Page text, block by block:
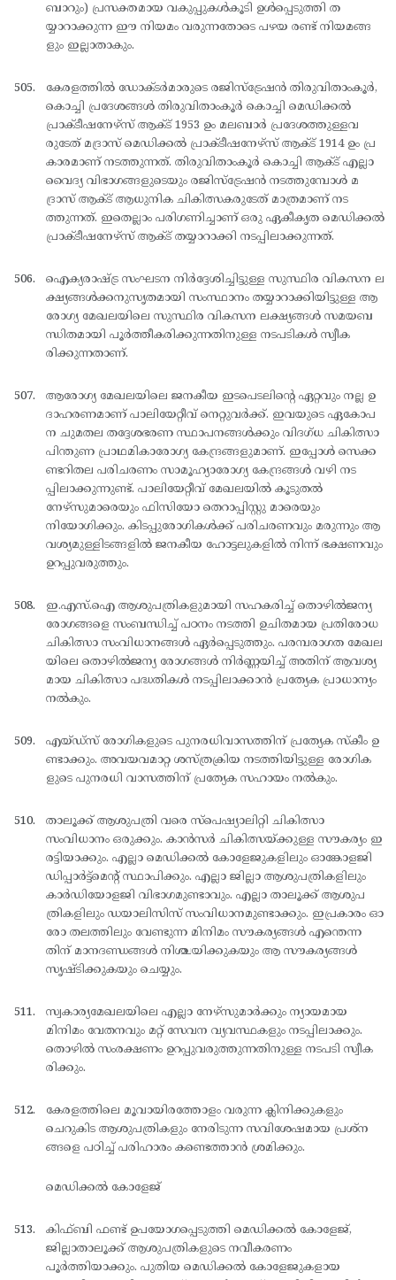
ബാറും) പ്രസക്തമായ വകുപ്പുകള്‍കൂടി ഉള്‍പ്പെടുത്തി ത
യ്യാറാക്കുന്ന ഈ നിയമം വരുന്നതോടെ പഴയ രണ്ട് നിയമങ്ങ
ളും ഇല്ലാതാകും.
കേരളത്തില്‍ ഡോക്ടര്‍മാരുടെ രജിസ്ട്രേഷന്‍ തിരുവിതാംകൂര്‍,
കൊച്ചി പ്രദേശങ്ങള്‍ തിരുവിതാംകൂര്‍ കൊച്ചി മെഡിക്കല്‍
പ്രാക്ടീഷനേഴ്സ് ആക്ട് 1953 ഉം മലബാര്‍ പ്രദേശത്തുള്ളവ
രുടേത് മദ്രാസ് മെഡിക്കല്‍ പ്രാക്ടീഷനേഴ്സ് ആക്ട് 1914 ഉം പ്ര
കാരമാണ് നടത്തുന്നത്. തിരുവിതാംകൂര്‍ കൊച്ചി ആക്ട് എല്ലാ
വൈദ്യ വിഭാഗങ്ങളുടെയും രജിസ്ട്രേഷന്‍ നടത്തുമ്പോള്‍ മ
ദ്രാസ് ആക്ട് ആധുനിക ചികിത്സകരുടേത് മാത്രമാണ് നട
ത്തുന്നത്. ഇതെല്ലാം പരിഗണിച്ചാണ് ഒരു ഏകീകൃത മെഡിക്കല്‍
പ്രാക്ടീഷനേഴ്സ് ആക്ട് തയ്യാറാക്കി നടപ്പിലാക്കുന്നത്.
ഐക്യരാഷ്ട്ര സംഘടന നിര്‍ദ്ദേശിച്ചിട്ടുള്ള സുസ്ഥിര വികസന ല
ക്ഷ്യങ്ങള്‍ക്കനുസൃതമായി സംസ്ഥാനം തയ്യാറാക്കിയിട്ടുള്ള ആ
രോഗ്യ മേഖലയിലെ സുസ്ഥിര വികസന ലക്ഷ്യങ്ങള്‍ സമയബ
ന്ധിതമായി പൂര്‍ത്തീകരിക്കുന്നതിനുള്ള നടപടികള്‍ സ്വീക
രിക്കുന്നതാണ്.
ആരോഗ്യ മേഖലയിലെ ജനകീയ ഇടപെടലിന്റെ ഏറ്റവും നല്ല ഉ
ദാഹരണമാണ് പാലിയേറ്റീവ് നെറ്റുവര്‍ക്ക്. ഇവയുടെ ഏകോപ
ന ചുമതല തദ്ദേശഭരണ സ്ഥാപനങ്ങള്‍ക്കും വിദഗ്ധ ചികിത്സാ
പിന്തുണ പ്രാഥമികാരോഗ്യ കേന്ദ്രങ്ങളുമാണ്. ഇപ്പോള്‍ സെക്ക
ണ്ടറിതല പരിചരണം സാമൂഹ്യാരോഗ്യ കേന്ദ്രങ്ങള്‍ വഴി നട
പ്പിലാക്കുന്നുണ്ട്. പാലിയേറ്റീവ് മേഖലയില്‍ കൂടുതല്‍
നേഴ്സുമാരെയും ഫിസിയോ തെറാപ്പിസ്റ്റു മാരെയും
നിയോഗിക്കും. കിടപ്പുരോഗികള്‍ക്ക് പരിചരണവും മരുന്നും ആ
വശ്യമുള്ളിടങ്ങളില്‍ ജനകീയ ഹോട്ടലുകളില്‍ നിന്ന് ഭക്ഷണവും
ഉറപ്പുവരുത്തും.
ഇ.എസ്.ഐ ആശുപത്രികളുമായി സഹകരിച്ച് തൊഴില്‍ജന്യ
രോഗങ്ങളെ സംബന്ധിച്ച് പഠനം നടത്തി ഉചിതമായ പ്രതിരോധ
ചികിത്സാ സംവിധാനങ്ങള്‍ ഏര്‍പ്പെടുത്തും. പരമ്പരാഗത മേഖല
യിലെ തൊഴില്‍ജന്യ രോഗങ്ങള്‍ നിര്‍ണ്ണയിച്ച് അതിന് ആവശ്യ
മായ ചികിത്സാ പദ്ധതികള്‍ നടപ്പിലാക്കാന്‍ പ്രത്യേക പ്രാധാന്യം
നല്‍കും.
എയ്ഡ്സ് രോഗികളുടെ പുനരധിവാസത്തിന് പ്രത്യേക സ്കീം ഉ
ണ്ടാക്കും. അവയവമാറ്റ ശസ്ത്രക്രിയ നടത്തിയിട്ടുള്ള രോഗിക
ളുടെ പുനരധി വാസത്തിന് പ്രത്യേക സഹായം നല്‍കും.
താലൂക്ക് ആശുപത്രി വരെ സ്പെഷ്യാലിറ്റി ചികിത്സാ
സംവിധാനം ഒരുക്കും. കാന്‍സര്‍ ചികിത്സയ്ക്കുള്ള സൗകര്യം ഇ
രട്ടിയാക്കും. എല്ലാ മെഡിക്കല്‍ കോളേജുകളിലും ഓങ്കോളജി
ഡിപ്പാര്‍ട്ട്മെന്റ് സ്ഥാപിക്കും. എല്ലാ ജില്ലാ ആശുപത്രികളിലും
കാര്‍ഡിയോളജി വിഭാഗമുണ്ടാവും. എല്ലാ താലൂക്ക് ആശുപ
ത്രികളിലും ഡയാലിസിസ് സംവിധാനമുണ്ടാക്കും. ഇപ്രകാരം ഓ
രോ തലത്തിലും വേണ്ടുന്ന മിനിമം സൗകര്യങ്ങള്‍ എന്തെന്ന
തിന് മാനദണ്ഡങ്ങള്‍ നിശ്ചയിക്കുകയും ആ സൗകര്യങ്ങള്‍
സൃഷ്ടിക്കുകയും ചെയ്യും.
സ്വകാര്യമേഖലയിലെ എല്ലാ നേഴ്സുമാര്‍ക്കും ന്യായമായ
മിനിമം വേതനവും മറ്റ് സേവന വ്യവസ്ഥകളും നടപ്പിലാക്കും.
തൊഴില്‍ സംരക്ഷണം ഉറപ്പുവരുത്തുന്നതിനുള്ള നടപടി സ്വീക
രിക്കും.
കേരളത്തിലെ മൂവായിരത്തോളം വരുന്ന ക്ലിനിക്കുകളും
ചെറുകിട ആശുപത്രികളും നേരിടുന്ന സവിശേഷമായ പ്രശ്ന
ങ്ങളെ പഠിച്ച് പരിഹാരം കണ്ടെത്താന്‍ ശ്രമിക്കും.
മെഡിക്കല്‍ കോളേജ്
കിഫ്ബി ഫണ്ട് ഉപയോഗപ്പെടുത്തി മെഡിക്കല്‍ കോളേജ്,
ജില്ലാതാലൂക്ക് ആശുപത്രികളുടെ നവീകരണം
പൂര്‍ത്തിയാക്കും. പുതിയ മെഡിക്കല്‍ കോളേജുകളായ